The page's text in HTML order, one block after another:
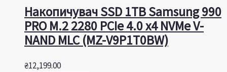
Накопичувач SSD 1ТB Samsung 990
PRO M.2 2280 PCIe 4.0 x4 NVMe V-
NAND MLC (MZ-V9P1T0BW)
₴12,199.00